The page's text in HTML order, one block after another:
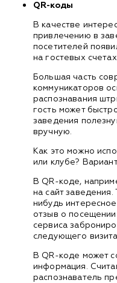
QR-коды
В качестве
привлечению в
посетителей
на гостевых
Большая часть
коммуникаторов
распознавания
гость может
заведения
вручную.
Как это можно
или клубе?
В QR-коде,
на сайт заведения.
нибудь
отзыв о
сервиса
следующего
В QR-коде может
информация.
распознаватель